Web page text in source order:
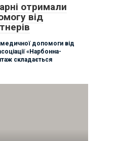
отримали
від
допомоги від
«Нарбонна-
складається